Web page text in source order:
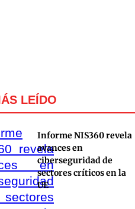
LEÍDO
Informe NIS360 revela
avances en
ciberseguridad de
sectores críticos en la
UE